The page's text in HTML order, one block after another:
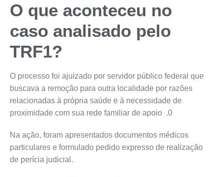
O que aconteceu no
caso analisado pelo
TRF1?
O processo foi ajuizado por servidor público federal que
buscava a remoção para outra localidade por razões
relacionadas à própria saúde e à necessidade de
proximidade com sua rede familiar de apoio .0
Na ação, foram apresentados documentos médicos
particulares e formulado pedido expresso de realização
de perícia judicial.